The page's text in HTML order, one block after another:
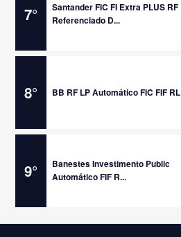
7°
Santander FIC FI Extra PLUS RF
Referenciado D...
8° BB RF LP Automático FIC FIF RL
9°
Banestes Investimento Public
Automático FIF R...